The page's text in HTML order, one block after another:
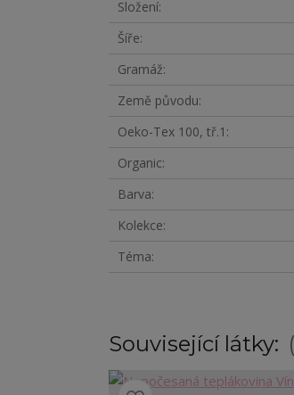
Složení
Šíře
Gramáž
Země původu
Oeko-Tex 100, tř.1
Organic
Barva
Kolekce
Téma
Související látky: